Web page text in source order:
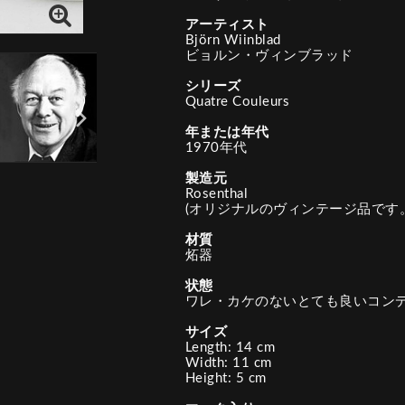
アーティスト
Björn Wiinblad
ビョルン・ヴィンブラッド
シリーズ
Quatre Couleurs
年または年代
1970年代
製造元
Rosenthal
(オリジナルのヴィンテージ品です
材質
炻器
状態
ワレ・カケのないとても良いコン
サイズ
Length: 14 cm
Width: 11 cm
Height: 5 cm